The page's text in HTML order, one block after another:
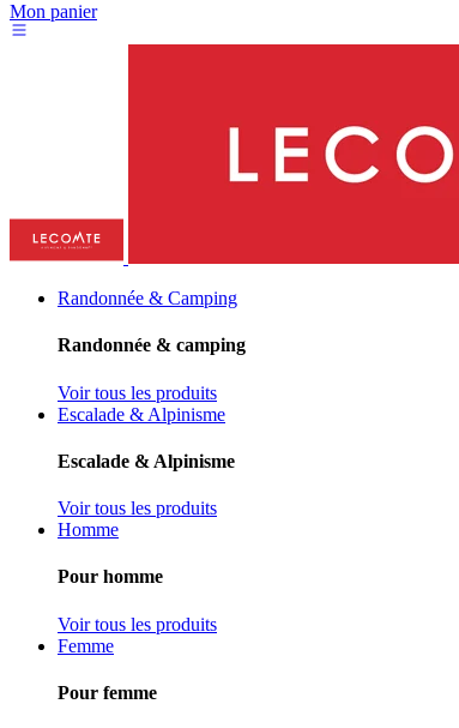
Mon panier
Randonnée & Camping
Randonnée & camping
Voir tous les produits
Escalade & Alpinisme
Escalade & Alpinisme
Voir tous les produits
Homme
Pour homme
Voir tous les produits
Femme
Pour femme